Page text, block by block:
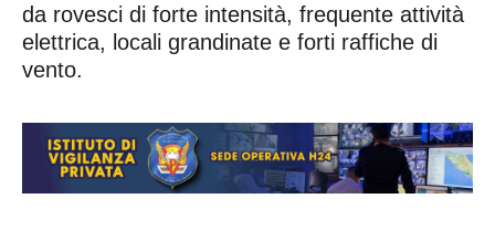
da rovesci di forte intensità, frequente attività
elettrica, locali grandinate e forti raffiche di
vento.